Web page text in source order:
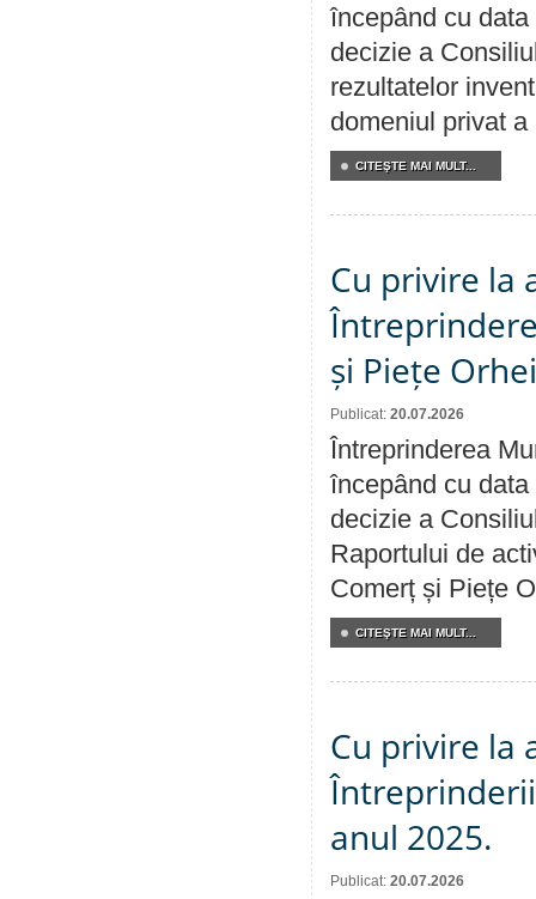
începând cu
decizie a
rezultatelor
domeniul privat a
CITEŞTE MAI MULT...
Cu privire la
și Piețe
Publicat: 20.07.2026
Întreprinderea
începând cu
decizie a
Raportului de
Comerț și Piețe
CITEŞTE MAI MULT...
Cu privire la
anul 2025.
Publicat: 20.07.2026